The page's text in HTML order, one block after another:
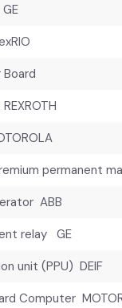
permanent
ABB
relay GE
unit (PPU) DEIF
Computer